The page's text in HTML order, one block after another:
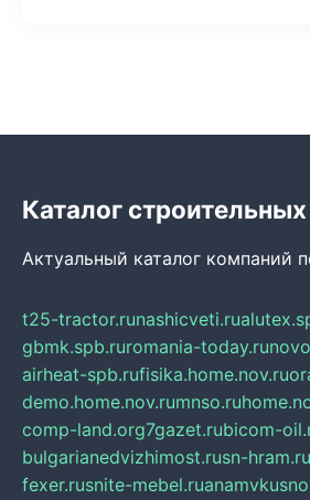
Каталог
Актуальный каталог компаний
t25-tractor.runashicveti.ru
gbmk.spb.ruromania-today.ru
airheat-spb.rufisika.home.nov.ru
demo.home.nov.rumnso.ru
comp-land.org7gazet.rubicom-
bulgarianedvizhimost.rusn-hram.ru
fexer.rusnite-mebel.ru